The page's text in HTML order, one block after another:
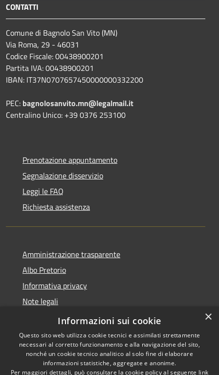
CONTATTI
Comune di Bagnolo San Vito (MN)
Via Roma, 29 - 46031
Codice Fiscale: 00438900201
Partita IVA: 00438900201
IBAN: IT37N0707657450000000332200
PEC: bagnolosanvito.mn@legalmail.it
Centralino Unico: +39 0376 253100
Prenotazione appuntamento
Segnalazione disservizio
Leggi le FAQ
Richiesta assistenza
Amministrazione trasparente
Albo Pretorio
Informativa privacy
Note legali
Dichiarazione di accessibilità
Copyright © 2026 • Comune di
×
Informazioni sui cookie
Questo sito web utilizza cookie tecnici e assimilati strettamente
necessari al corretto funzionamento e alla navigazione del sito,
nonché un cookie tecnico analitico al solo fine di elaborare
informazioni statistiche, aggregate e anonime.
Per maggiori dettagli, può consultare la cookie policy al seguente link